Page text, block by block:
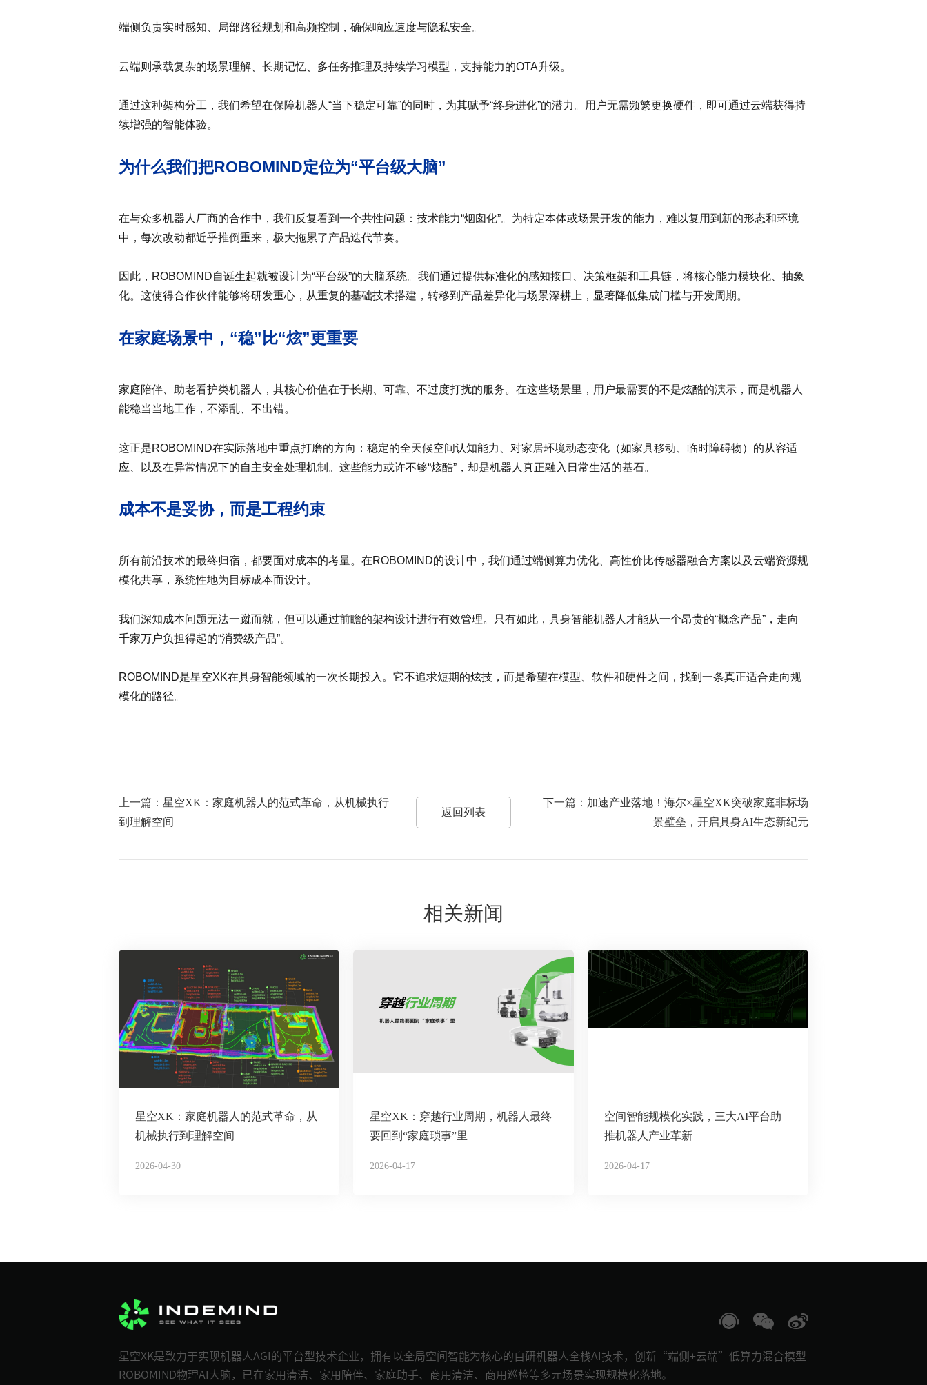
端侧负责实时感知、局部路径规划和高频控制，确保响应速度与隐私安全。
云端则承载复杂的场景理解、长期记忆、多任务推理及持续学习模型，支持能力的OTA升级。
通过这种架构分工，我们希望在保障机器人“当下稳定可靠”的同时，为其赋予“终身进化”的潜力。用户无需频繁更换硬件，即可通过云端获得持
续增强的智能体验。
为什么我们把ROBOMIND定位为“平台级大脑”
在与众多机器人厂商的合作中，我们反复看到一个共性问题：技术能力“烟囱化”。为特定本体或场景开发的能力，难以复用到新的形态和环境
中，每次改动都近乎推倒重来，极大拖累了产品迭代节奏。
因此，ROBOMIND自诞生起就被设计为“平台级”的大脑系统。我们通过提供标准化的感知接口、决策框架和工具链，将核心能力模块化、抽象
化。这使得合作伙伴能够将研发重心，从重复的基础技术搭建，转移到产品差异化与场景深耕上，显著降低集成门槛与开发周期。
在家庭场景中，“稳”比“炫”更重要
家庭陪伴、助老看护类机器人，其核心价值在于长期、可靠、不过度打扰的服务。在这些场景里，用户最需要的不是炫酷的演示，而是机器人
能稳当当地工作，不添乱、不出错。
这正是ROBOMIND在实际落地中重点打磨的方向：稳定的全天候空间认知能力、对家居环境动态变化（如家具移动、临时障碍物）的从容适
应、以及在异常情况下的自主安全处理机制。这些能力或许不够“炫酷”，却是机器人真正融入日常生活的基石。
成本不是妥协，而是工程约束
所有前沿技术的最终归宿，都要面对成本的考量。在ROBOMIND的设计中，我们通过端侧算力优化、高性价比传感器融合方案以及云端资源规
模化共享，系统性地为目标成本而设计。
我们深知成本问题无法一蹴而就，但可以通过前瞻的架构设计进行有效管理。只有如此，具身智能机器人才能从一个昂贵的“概念产品”，走向
千家万户负担得起的“消费级产品”。
ROBOMIND是星空XK在具身智能领域的一次长期投入。它不追求短期的炫技，而是希望在模型、软件和硬件之间，找到一条真正适合走向规
模化的路径。
上一篇：星空XK：家庭机器人的范式革命，从机械执行
到理解空间
返回列表
下一篇：加速产业落地！海尔×星空XK突破家庭非标场
景壁垒，开启具身AI生态新纪元
相关新闻
星空XK：家庭机器人的范式革命，从
机械执行到理解空间
2026-04-30
星空XK：穿越行业周期，机器人最终
要回到“家庭琐事”里
2026-04-17
空间智能规模化实践，三大AI平台助
推机器人产业革新
2026-04-17
星空XK是致力于实现机器人AGI的平台型技术企业，拥有以全局空间智能为核心的自研机器人全栈AI技术，创新“端侧+云端”低算力混合模型
ROBOMIND物理AI大脑，已在家用清洁、家用陪伴、家庭助手、商用清洁、商用巡检等多元场景实现规模化落地。